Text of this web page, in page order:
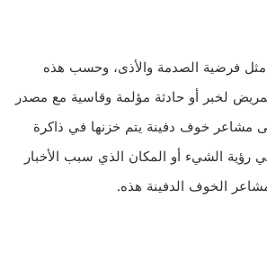
فرضية الصدمة والأذى، وحسب هذه
لخبر أو حادثة مؤلمة وقاسية مع مصدر
مشاعر خوف دفينة يتم خزنها في ذاكرة
رؤية الشيء أو المكان الذي سبب الأخبار
مشاعر الخوف الدفينة هذه.